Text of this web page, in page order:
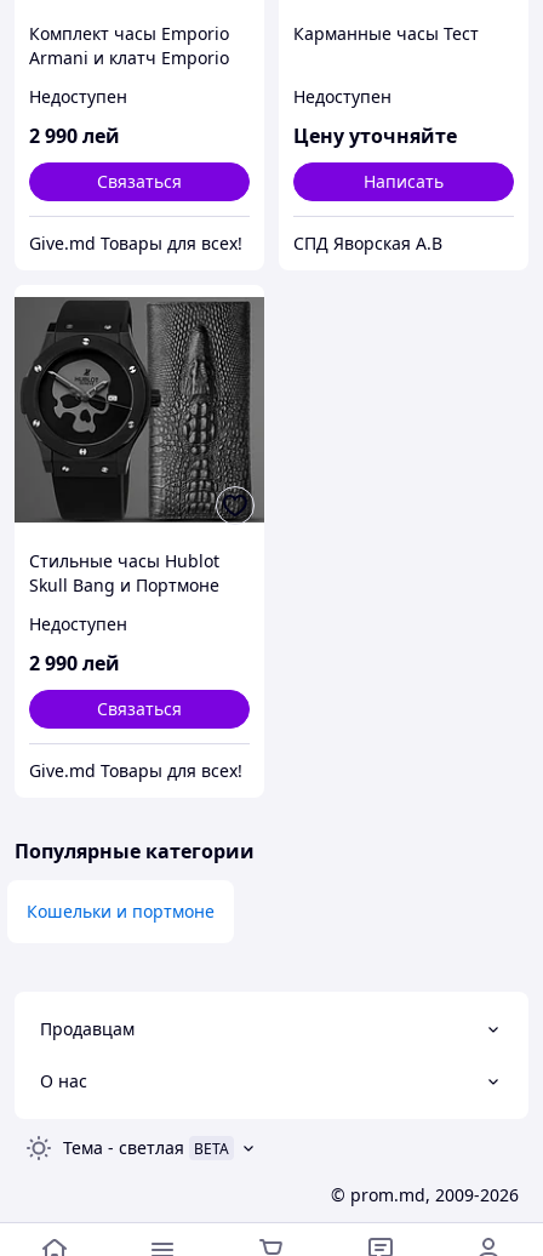
Комплект часы Emporio
Armani и клатч Emporio
Недоступен
2 990лей
Связаться
Give.md Товары для всех!
Карманные часы Тест
Недоступен
Цену уточняйте
Написать
СПД Яворская А.В
Стильные часы Hublot
Skull Bang и Портмоне
Недоступен
2 990лей
Связаться
Give.md Товары для всех!
Популярные категории
Кошельки и портмоне
Продавцам
О нас
Тема - светлая BETA
© prom.md, 2009-2026